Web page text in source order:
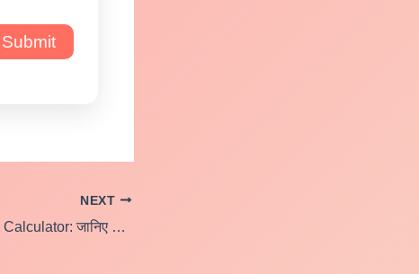
Submit
NEXT
Money Doubling Calculator: जानिए आपका पैसा कितने साल में होगा दोगुना